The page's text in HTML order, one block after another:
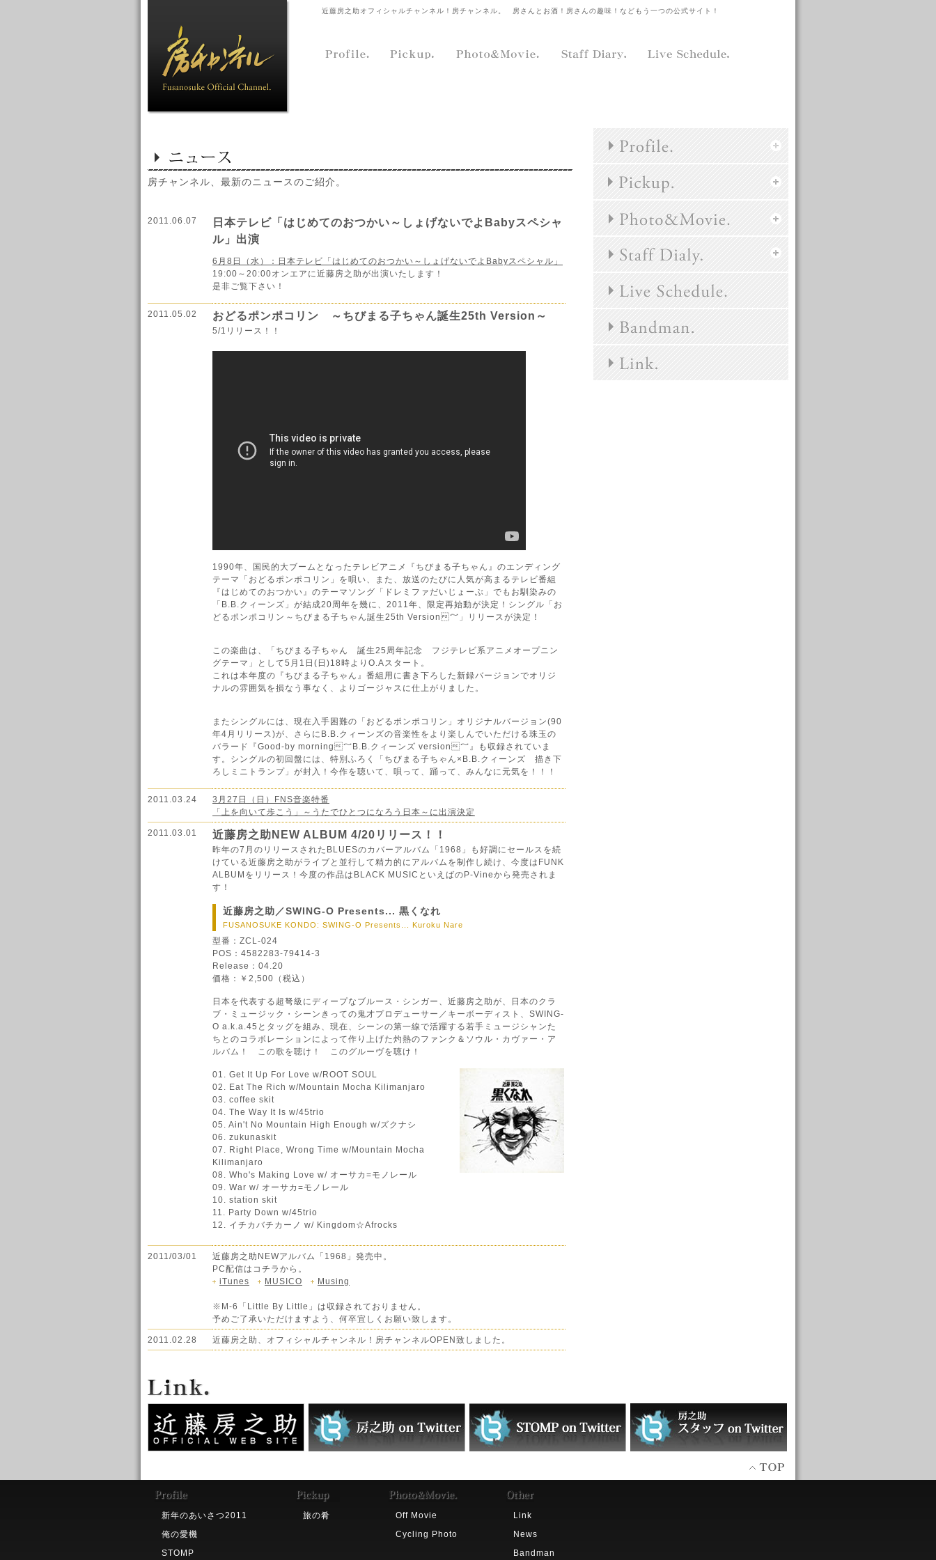
近藤房之助オフィシャルチャンネル！房チャンネル。 房さんとお酒！房さんの趣味！などもう一つの公式サイト！
房チャンネル、最新のニュースのご紹介。
2011.06.07
日本テレビ「はじめてのおつかい～しょげないでよBabyスペシャ
ル」出演
6月8日（水）：日本テレビ「はじめてのおつかい～しょげないでよBabyスペシャル」
19:00～20:00オンエアに近藤房之助が出演いたします！
是非ご覧下さい！
2011.05.02 おどるポンポコリン ～ちびまる子ちゃん誕生25th Version～
5/1リリース！！
1990年、国民的大ブームとなったテレビアニメ『ちびまる子ちゃん』のエンディング
テーマ「おどるポンポコリン」を唄い、また、放送のたびに人気が高まるテレビ番組
『はじめてのおつかい』のテーマソング「ドレミファだいじょーぶ」でもお馴染みの
「B.B.クィーンズ」が結成20周年を幾に、2011年、限定再始動が決定！シングル「お
どるポンポコリン～ちびまる子ちゃん誕生25th Version～」リリースが決定！
この楽曲は、「ちびまる子ちゃん 誕生25周年記念 フジテレビ系アニメオープニン
グテーマ」として5月1日(日)18時よりO.Aスタート。
これは本年度の『ちびまる子ちゃん』番組用に書き下ろした新録バージョンでオリジ
ナルの雰囲気を損なう事なく、よりゴージャスに仕上がりました。
またシングルには、現在入手困難の「おどるポンポコリン」オリジナルバージョン(90
年4月リリース)が、さらにB.B.クィーンズの音楽性をより楽しんでいただける珠玉の
バラード『Good-by morning～B.B.クィーンズ version～』も収録されていま
す。シングルの初回盤には、特別ふろく「ちびまる子ちゃん×B.B.クィーンズ 描き下
ろしミニトランプ」が封入！今作を聴いて、唄って、踊って、みんなに元気を！！！
2011.03.24
3月27日（日）FNS音楽特番
「上を向いて歩こう」～うたでひとつになろう日本～に出演決定
2011.03.01 近藤房之助NEW ALBUM 4/20リリース！！
昨年の7月のリリースされたBLUESのカバーアルバム「1968」も好調にセールスを続
けている近藤房之助がライブと並行して精力的にアルバムを制作し続け、今度はFUNK
ALBUMをリリース！今度の作品はBLACK MUSICといえばのP-Vineから発売されま
す！
近藤房之助／SWING-O Presents... 黒くなれ
FUSANOSUKE KONDO: SWING-O Presents... Kuroku Nare
型番：ZCL-024
POS：4582283-79414-3
Release：04.20
価格：￥2,500（税込）
日本を代表する超弩級にディープなブルース・シンガー、近藤房之助が、日本のクラ
ブ・ミュージック・シーンきっての鬼才プロデューサー／キーボーディスト、SWING-
O a.k.a.45とタッグを組み、現在、シーンの第一線で活躍する若手ミュージシャンた
ちとのコラボレーションによって作り上げた灼熱のファンク＆ソウル・カヴァー・ア
ルバム！ この歌を聴け！ このグルーヴを聴け！
01. Get It Up For Love w/ROOT SOUL
02. Eat The Rich w/Mountain Mocha Kilimanjaro
03. coffee skit
04. The Way It Is w/45trio
05. Ain't No Mountain High Enough w/ズクナシ
06. zukunaskit
07. Right Place, Wrong Time w/Mountain Mocha
Kilimanjaro
08. Who's Making Love w/ オーサカ=モノレール
09. War w/ オーサカ=モノレール
10. station skit
11. Party Down w/45trio
12. イチカバチカーノ w/ Kingdom☆Afrocks
2011/03/01
近藤房之助NEWアルバム「1968」発売中。
PC配信はコチラから。
iTunes
MUSICO Musing
※M-6「Little By Little」は収録されておりません。
予めご了承いただけますよう、何卒宜しくお願い致します。
2011.02.28 近藤房之助、オフィシャルチャンネル！房チャンネルOPEN致しました。
新年のあいさつ2011
俺の愛機
STOMP
旅の肴
Off Movie
Cycling Photo
Link
News
Bandman